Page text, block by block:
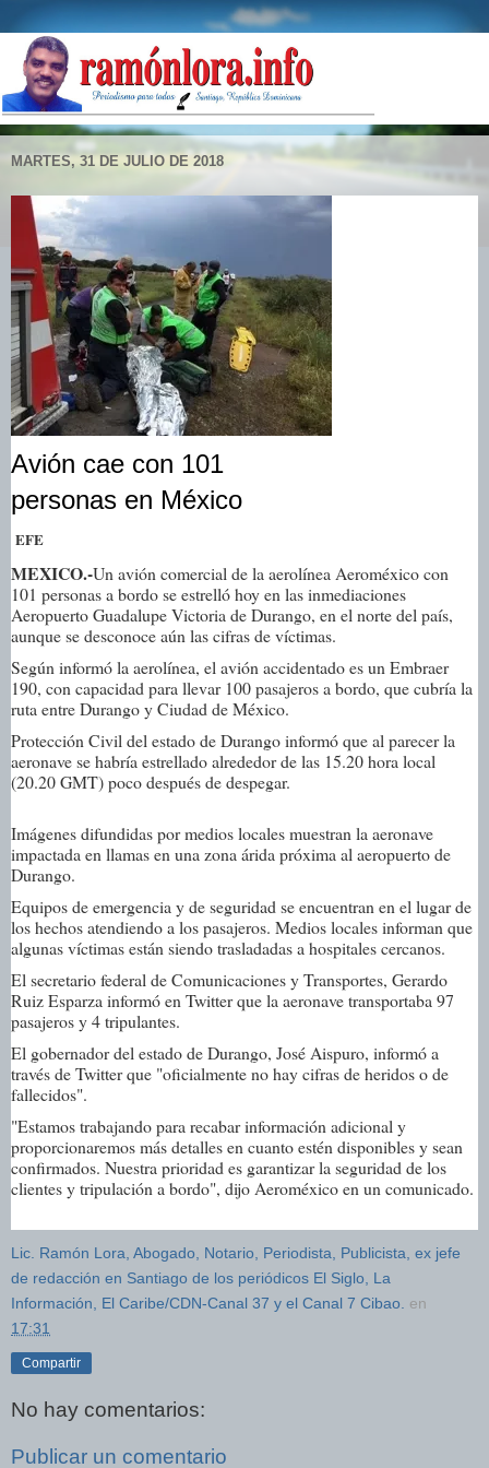
MARTES, 31 DE JULIO DE 2018
Avión cae con 101
personas en México
EFE
MEXICO.-Un avión comercial de la aerolínea Aeroméxico con
101 personas a bordo se estrelló hoy en las inmediaciones
Aeropuerto Guadalupe Victoria de Durango, en el norte del país,
aunque se desconoce aún las cifras de víctimas.
Según informó la aerolínea, el avión accidentado es un Embraer
190, con capacidad para llevar 100 pasajeros a bordo, que cubría la
ruta entre Durango y Ciudad de México.
Protección Civil del estado de Durango informó que al parecer la
aeronave se habría estrellado alrededor de las 15.20 hora local
(20.20 GMT) poco después de despegar.
Imágenes difundidas por medios locales muestran la aeronave
impactada en llamas en una zona árida próxima al aeropuerto de
Durango.
Equipos de emergencia y de seguridad se encuentran en el lugar de
los hechos atendiendo a los pasajeros. Medios locales informan que
algunas víctimas están siendo trasladadas a hospitales cercanos.
El secretario federal de Comunicaciones y Transportes, Gerardo
Ruiz Esparza informó en Twitter que la aeronave transportaba 97
pasajeros y 4 tripulantes.
El gobernador del estado de Durango, José Aispuro, informó a
través de Twitter que "oficialmente no hay cifras de heridos o de
fallecidos".
"Estamos trabajando para recabar información adicional y
proporcionaremos más detalles en cuanto estén disponibles y sean
confirmados. Nuestra prioridad es garantizar la seguridad de los
clientes y tripulación a bordo", dijo Aeroméxico en un comunicado.
Lic. Ramón Lora, Abogado, Notario, Periodista, Publicista, ex jefe
de redacción en Santiago de los periódicos El Siglo, La
Información, El Caribe/CDN-Canal 37 y el Canal 7 Cibao. en
17:31
Compartir
No hay comentarios:
Publicar un comentario